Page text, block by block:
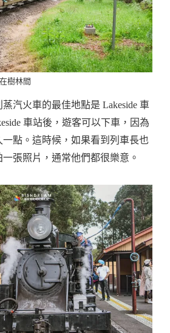
樹林間
汽火車的最佳地點是 Lakeside 車
車站後，遊客可以下車，因為
點。這時候，如果看到列車長也
張照片，通常他們都很樂意。